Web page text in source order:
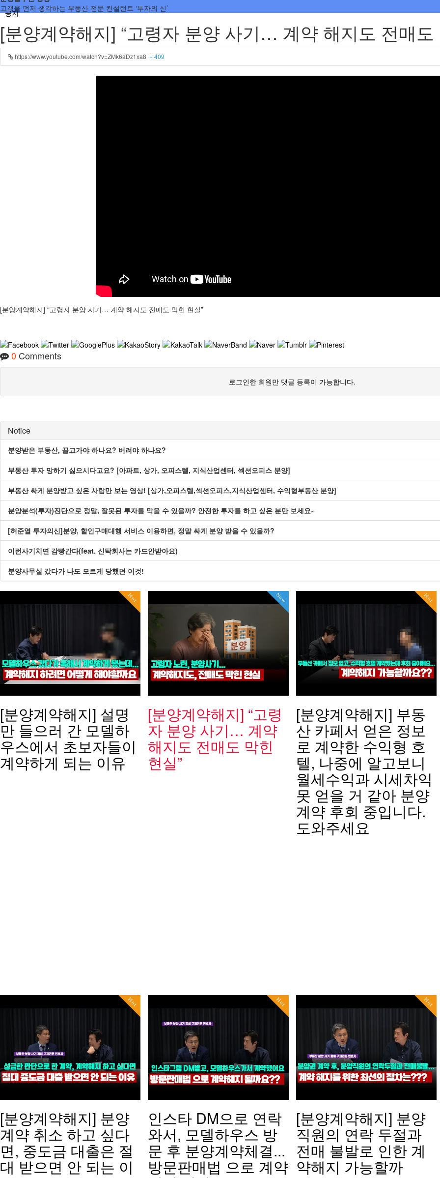
공지
고객을 먼저 생각하는 부동산 전문 컨설턴트 ‘투자의 신’
[분양계약해지] “고령자 분양 사기… 계약 해지도 전매도
https://www.youtube.com/watch?v=ZMk6aDz1xa8 + 409
[분양계약해지] “고령자 분양 사기… 계약 해지도 전매도 막힌 현실”
0 Comments
로그인한 회원만 댓글 등록이 가능합니다.
Notice
분양받은 부동산, 끌고가야 하나요? 버려야 하나요?
부동산 투자 망하기 싫으시다고요? [아파트, 상가, 오피스텔, 지식산업센터, 섹션오피스 분양]
부동산 싸게 분양받고 싶은 사람만 보는 영상! [상가,오피스텔,섹션오피스,지식산업센터, 수익형부동산 분양]
분양분석(투자)진단으로 정말, 잘못된 투자를 막을 수 있을까? 안전한 투자를 하고 싶은 분만 보세요~
[허준열 투자의신]분양, 할인구매대행 서비스 이용하면, 정말 싸게 분양 받을 수 있을까?
이런사기치면 감빵간다(feat. 신탁회사는 카드안받아요)
분양사무실 갔다가 나도 모르게 당했던 이것!
Hot
[분양계약해지] 설명
만 들으러 간 모델하
우스에서 초보자들이
계약하게 되는 이유
Now
[분양계약해지] “고령
자 분양 사기… 계약
해지도 전매도 막힌
현실”
Hot
[분양계약해지] 부동
산 카페서 얻은 정보
로 계약한 수익형 호
텔, 나중에 알고보니
월세수익과 시세차익
못 얻을 거 같아 분양
계약 후회 중입니다.
도와주세요
Hot
[분양계약해지] 분양
계약 취소 하고 싶다
면, 중도금 대출은 절
대 받으면 안 되는 이
Hot
인스타 DM으로 연락
와서, 모델하우스 방
문 후 분양계약체결...
방문판매법 으로 계약
Hot
[분양계약해지] 분양
직원의 연락 두절과
전매 불발로 인한 계
약해지 가능할까